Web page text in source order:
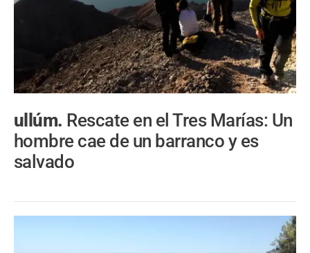
ullúm. Rescate en el Tres Marías: Un
hombre cae de un barranco y es
salvado